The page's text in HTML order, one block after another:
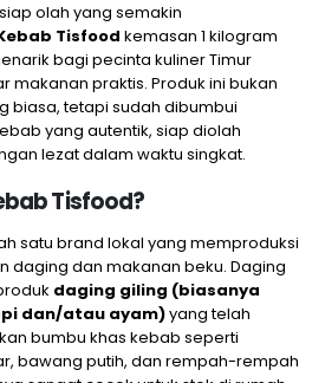
olah yang semakin
Tisfood kemasan 1 kilogram
bagi pecinta kuliner Timur
makanan praktis. Produk ini bukan
biasa, tetapi sudah dibumbui
yang autentik, siap diolah
lezat dalam waktu singkat.
Tisfood?
satu brand lokal yang memproduksi
daging dan makanan beku. Daging
daging giling (biasanya
dan/atau ayam)yang telah
bumbu khas kebab seperti
bawang putih, dan rempah-rempah